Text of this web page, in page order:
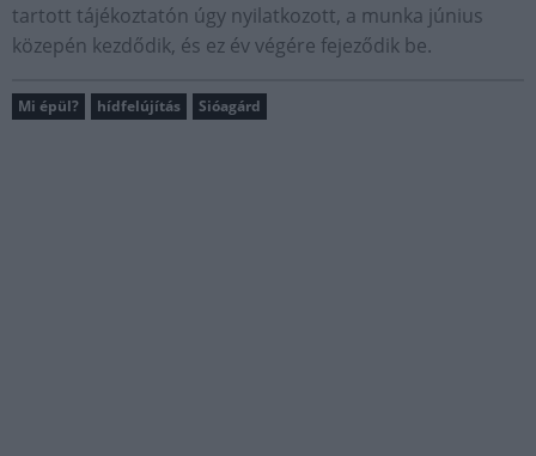
tartott tájékoztatón úgy nyilatkozott, a munka június
közepén kezdődik, és ez év végére fejeződik be.
Mi épül? hídfelújítás Sióagárd